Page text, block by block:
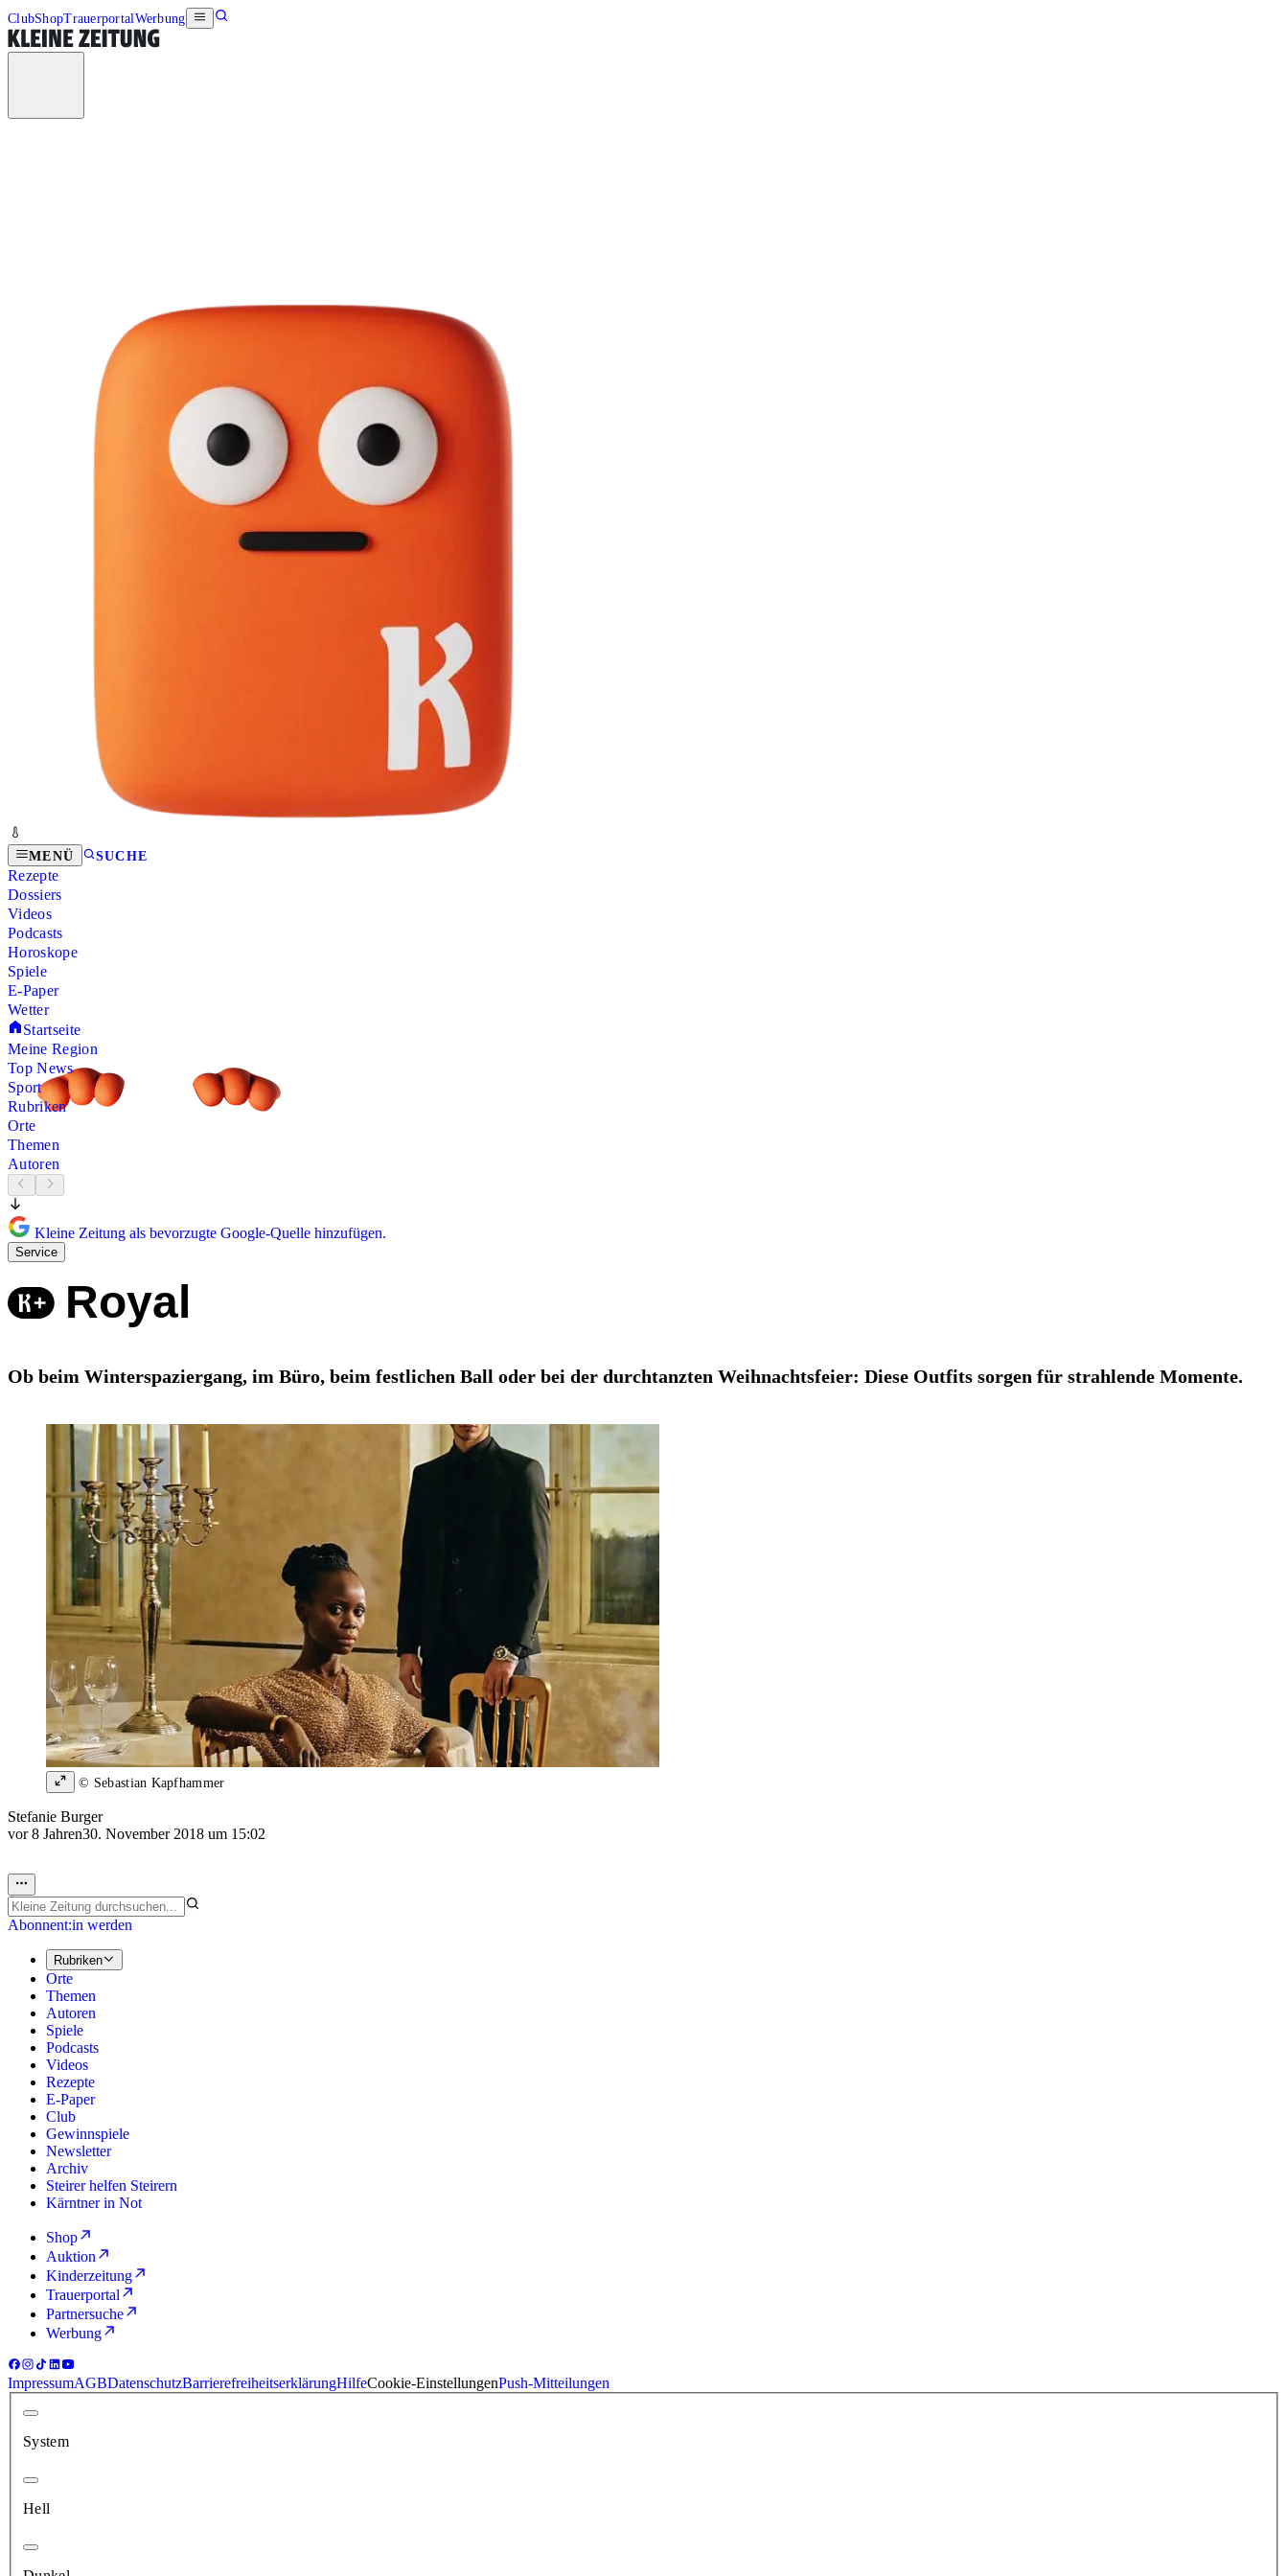
ClubShopTrauerportalWerbung
MENÜ SUCHE
Rezepte
Dossiers
Videos
Podcasts
Horoskope
Spiele
E-Paper
Wetter
Startseite
Meine Region
Top News
Sport
Rubriken
Orte
Themen
Autoren
Kleine Zeitung als bevorzugte Google-Quelle hinzufügen.
Service
Royal
Ob beim Winterspaziergang, im Büro, beim festlichen Ball oder bei der durchtanzten Weihnachtsfeier: Diese Outfits sorgen für strahlende Momente.
© Sebastian Kapfhammer
Stefanie Burger
vor 8 Jahren30. November 2018 um 15:02
Abonnent:in werden
Rubriken
Orte
Themen
Autoren
Spiele
Podcasts
Videos
Rezepte
E-Paper
Club
Gewinnspiele
Newsletter
Archiv
Steirer helfen Steirern
Kärntner in Not
Shop
Auktion
Kinderzeitung
Trauerportal
Partnersuche
Werbung
ImpressumAGBDatenschutzBarrierefreiheitserklärungHilfeCookie-EinstellungenPush-Mitteilungen
System
Hell